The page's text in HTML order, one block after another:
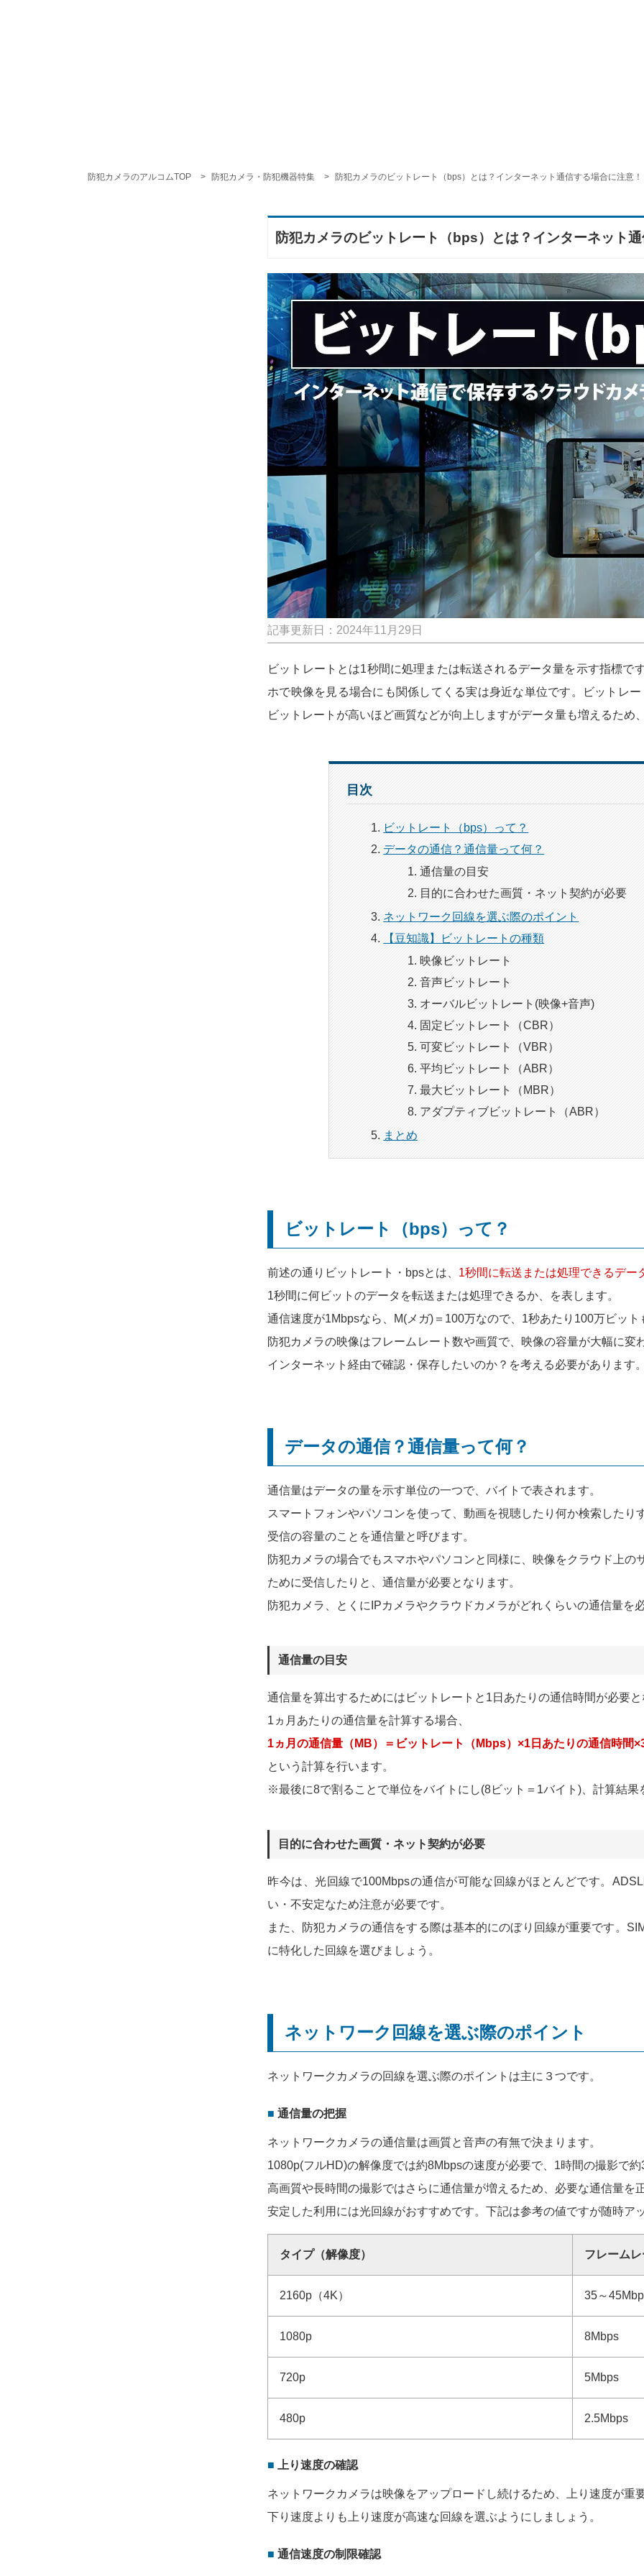
防犯カメラのアルコムTOP 防犯カメラ・防犯機器特集 防犯カメラのビットレート（bps）とは？インターネット通信する場合に注意！
防犯カメラのビットレート（bps）とは？インターネット通
記事更新日：2024年11月29日
ビットレートとは1秒間に処理または転送されるデータ量を示す指標で
ホで映像を見る場合にも関係してくる実は身近な単位です。ビットレ
ビットレートが高いほど画質などが向上しますがデータ量も増えるため
目次
ビットレート（bps）って？
データの通信？通信量って何？
通信量の目安
目的に合わせた画質・ネット契約が必要
ネットワーク回線を選ぶ際のポイント
【豆知識】ビットレートの種類
映像ビットレート
音声ビットレート
オーバルビットレート(映像+音声)
固定ビットレート（CBR）
可変ビットレート（VBR）
平均ビットレート（ABR）
最大ビットレート（MBR）
アダプティブビットレート（ABR）
まとめ
ビットレート（bps）って？
前述の通りビットレート・bpsとは、 1秒間に転送または処理できるデー
1秒間に何ビットのデータを転送または処理できるか、を表します。
通信速度が1Mbpsなら、M(メガ)＝100万なので、1秒あたり100万ビット
防犯カメラの映像はフレームレート数や画質で、映像の容量が大幅に変
インターネット経由で確認・保存したいのか？を考える必要があります。
データの通信？通信量って何？
通信量はデータの量を示す単位の一つで、バイトで表されます。
スマートフォンやパソコンを使って、動画を視聴したり何か検索した
受信の容量のことを通信量と呼びます。
防犯カメラの場合でもスマホやパソコンと同様に、映像をクラウド上の
ために受信したりと、通信量が必要となります。
防犯カメラ、とくにIPカメラやクラウドカメラがどれくらいの通信量を
通信量の目安
通信量を算出するためにはビットレートと1日あたりの通信時間が必要と
1ヵ月あたりの通信量を計算する場合、
1ヵ月の通信量（MB）＝ビットレート（Mbps）×1日あたりの通信時間
という計算を行います。
※最後に8で割ることで単位をバイトにし(8ビット＝1バイト)、計算結果
目的に合わせた画質・ネット契約が必要
昨今は、光回線で100Mbpsの通信が可能な回線がほとんどです。
い・不安定なため注意が必要です。
また、防犯カメラの通信をする際は基本的にのぼり回線が重要です。
に特化した回線を選びましょう。
ネットワーク回線を選ぶ際のポイント
ネットワークカメラの回線を選ぶ際のポイントは主に３つです。
通信量の把握
ネットワークカメラの通信量は画質と音声の有無で決まります。
1080p(フルHD)の解像度では約8Mbpsの速度が必要で、1時間の撮影で約
高画質や長時間の撮影ではさらに通信量が増えるため、必要な通信量を
安定した利用には光回線がおすすめです。下記は参考の値ですが随時ア
タイプ（解像度） フレーム
2160p（4K） 35～
1080p 8Mbps
720p 5Mbps
480p 2.5Mbps
上り速度の確認
ネットワークカメラは映像をアップロードし続けるため、上り速度が重要
下り速度よりも上り速度が高速な回線を選ぶようにしましょう。
通信速度の制限確認